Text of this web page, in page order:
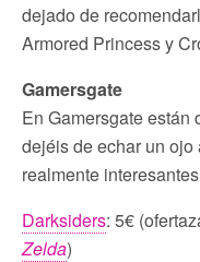
dejado de
Armored Princess y
Gamersgate
En Gamersgate están
dejéis de echar un ojo
realmente
Darksiders: 5€
Zelda)